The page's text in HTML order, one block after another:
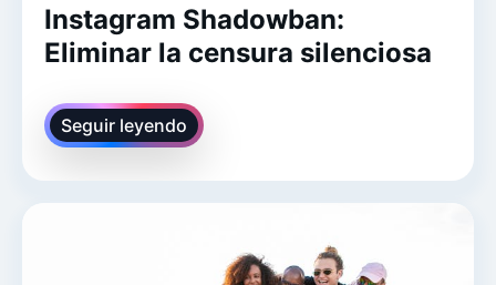
Instagram Shadowban:
Eliminar la censura silenciosa
Seguir leyendo